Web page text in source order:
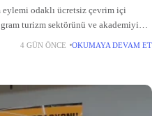
odaklı ücretsiz çevrim içi
turizm sektörünü ve akademiyi
4 GÜN ÖNCE OKUMAYA DEVAM ET